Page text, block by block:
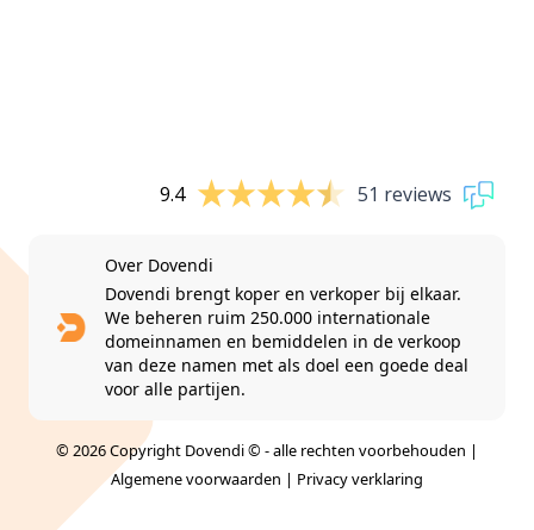
9.4 51 reviews
Over Dovendi
Dovendi brengt koper en verkoper bij elkaar.
We beheren ruim 250.000 internationale
domeinnamen en bemiddelen in de verkoop
van deze namen met als doel een goede deal
voor alle partijen.
© 2026 Copyright Dovendi © - alle rechten voorbehouden |
Algemene voorwaarden | Privacy verklaring